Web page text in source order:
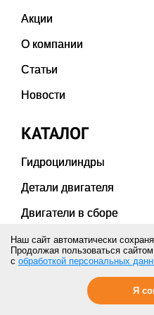
Акции
О компании
Статьи
Новости
КАТАЛОГ
Гидроцилиндры
Детали двигателя
Двигатели в сборе
Карданы и крестовины
Коронки ножи бокорезы
Пальцы и втулки
Наш сайт автоматически
Продолжая пользоваться
с обработкой персональных
Я